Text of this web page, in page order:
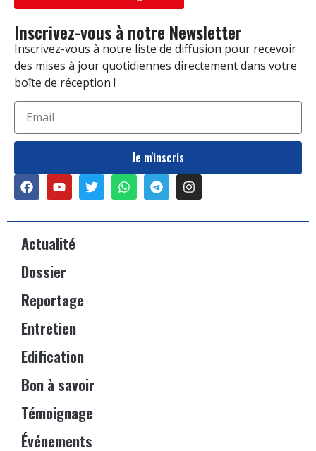
Inscrivez-vous à notre Newsletter
Inscrivez-vous à notre liste de diffusion pour recevoir
des mises à jour quotidiennes directement dans votre
boîte de réception !
Je m'inscris
Actualité
Dossier
Reportage
Entretien
Edification
Bon à savoir
Témoignage
Événements